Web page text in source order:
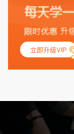
保其身体健康状
联，包括不孕症
的月经期，无生
妇科检查，以确
捐赠者及其家庭
病史。这通常需
带任何可传染给
要是非尼古丁使
立即升级VIP